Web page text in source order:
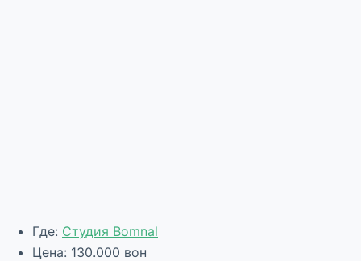
Где: Студия Bomnal
Цена: 130.000 вон